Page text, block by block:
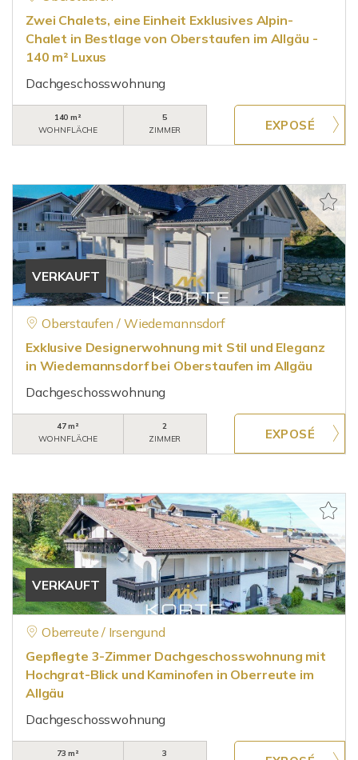
Zwei Chalets, eine Einheit Exklusives Alpin-
Chalet in Bestlage von Oberstaufen im Allgäu -
140 m² Luxus
Dachgeschosswohnung
140 m²
WOHNFLÄCHE
5
ZIMMER
VERKAUFT
Oberstaufen / Wiedemannsdorf
Exklusive Designerwohnung mit Stil und Eleganz
in Wiedemannsdorf bei Oberstaufen im Allgäu
Dachgeschosswohnung
47 m²
WOHNFLÄCHE
2
ZIMMER
VERKAUFT
Oberreute / Irsengund
Gepflegte 3-Zimmer Dachgeschosswohnung mit
Hochgrat-Blick und Kaminofen in Oberreute im
Allgäu
Dachgeschosswohnung
73 m²
3